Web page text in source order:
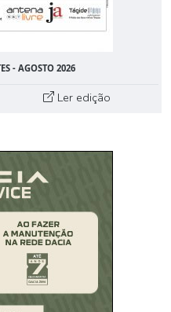
- AGOSTO 2026
Ler edição